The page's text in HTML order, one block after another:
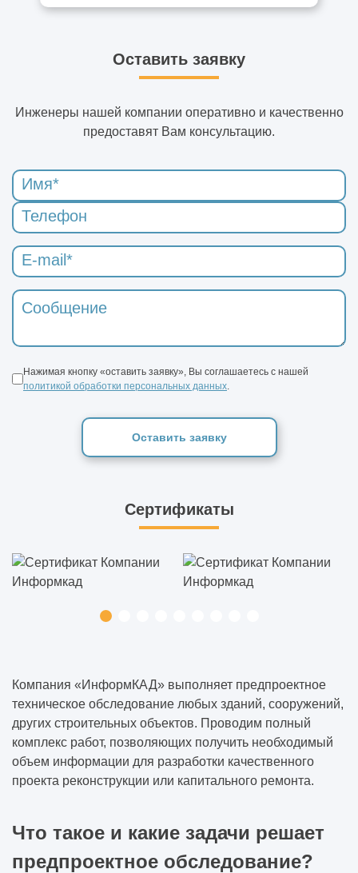
Оставить заявку
Инженеры нашей компании оперативно и качественно
предоставят Вам консультацию.
Нажимая кнопку «оставить заявку», Вы соглашаетесь с нашей
политикой обработки персональных данных
Оставить заявку
Сертификаты
Компания «ИнформКАД» выполняет предпроектное
техническое обследование любых зданий, сооружений,
других строительных объектов. Проводим полный
комплекс работ, позволяющих получить необходимый
объем информации для разработки качественного
проекта реконструкции или капитального ремонта.
Что такое и какие задачи решает
предпроектное обследование?